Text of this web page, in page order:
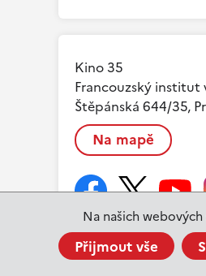
Na našich
Přijmout vše
Kino 35
Francouzský institut
Štěpánská 644/35,
Na mapě
© 2023 Institut français de